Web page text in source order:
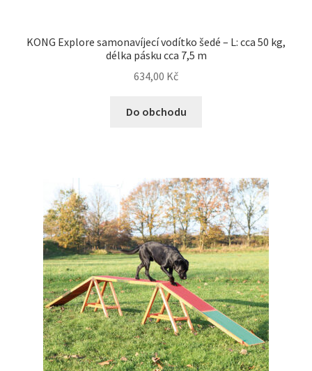
KONG Explore samonavíjecí vodítko šedé – L: cca 50 kg,
délka pásku cca 7,5 m
634,00 Kč
Do obchodu